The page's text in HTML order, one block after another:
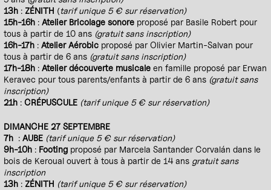
13h : ZÉNITH (tarif unique 5 € sur réservation)
15h-16h :Atelier Bricolage sonore proposé par Basile Robert pour
tous à partir de 10 ans (gratuit sans inscription)
16h-17h :Atelier Aérobic proposé par Olivier Martin-Salvan pour
tous à partir de 6 ans (gratuit sans inscription)
17h-18h :Atelier découverte musicale en famille proposé par Erwan
Keravec pour tous parents/enfants à partir de 6 ans (gratuit sans
inscription)
21h :CRÉPUSCULE (tarif unique 5 € sur réservation)
DIMANCHE 27 SEPTEMBRE
7h :AUBE (tarif unique 5 € sur réservation)
9h-10h : Footing proposé par Marcela Santander Corvalán dans le
bois de Keroual ouvert à tous à partir de 14 ans gratuit sans
inscription
13h : ZÉNITH (tarif unique 5 € sur réservation)